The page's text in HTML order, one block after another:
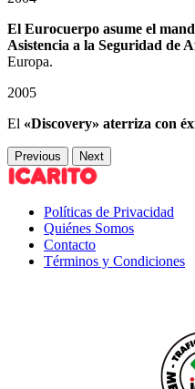
El Eurocuerpo asume el
Asistencia a la Seguridad de
Europa.
2005
El «Discovery» aterriza con
Previous Next
Políticas de Privacidad
Quiénes Somos
Contacto
Términos y Condiciones